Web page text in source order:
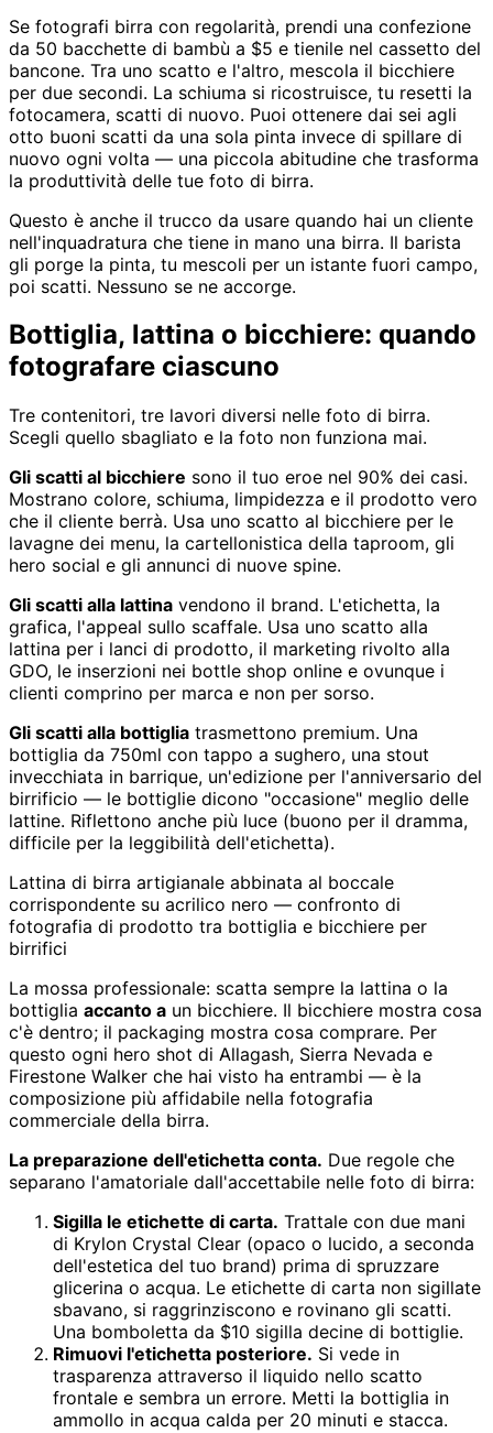
Se fotografi birra con regolarità, prendi una confezione
da 50 bacchette di bambù a $5 e tienile nel cassetto del
bancone. Tra uno scatto e l'altro, mescola il bicchiere
per due secondi. La schiuma si ricostruisce, tu resetti la
fotocamera, scatti di nuovo. Puoi ottenere dai sei agli
otto buoni scatti da una sola pinta invece di spillare di
nuovo ogni volta — una piccola abitudine che trasforma
la produttività delle tue foto di birra.
Questo è anche il trucco da usare quando hai un cliente
nell'inquadratura che tiene in mano una birra. Il barista
gli porge la pinta, tu mescoli per un istante fuori campo,
poi scatti. Nessuno se ne accorge.
Bottiglia, lattina o bicchiere: quando
fotografare ciascuno
Tre contenitori, tre lavori diversi nelle foto di birra.
Scegli quello sbagliato e la foto non funziona mai.
Gli scatti al bicchiere sono il tuo eroe nel 90% dei casi.
Mostrano colore, schiuma, limpidezza e il prodotto vero
che il cliente berrà. Usa uno scatto al bicchiere per le
lavagne dei menu, la cartellonistica della taproom, gli
hero social e gli annunci di nuove spine.
Gli scatti alla lattina vendono il brand. L'etichetta, la
grafica, l'appeal sullo scaffale. Usa uno scatto alla
lattina per i lanci di prodotto, il marketing rivolto alla
GDO, le inserzioni nei bottle shop online e ovunque i
clienti comprino per marca e non per sorso.
Gli scatti alla bottiglia trasmettono premium. Una
bottiglia da 750ml con tappo a sughero, una stout
invecchiata in barrique, un'edizione per l'anniversario del
birrificio — le bottiglie dicono "occasione" meglio delle
lattine. Riflettono anche più luce (buono per il dramma,
difficile per la leggibilità dell'etichetta).
Lattina di birra artigianale abbinata al boccale
corrispondente su acrilico nero — confronto di
fotografia di prodotto tra bottiglia e bicchiere per
birrifici
La mossa professionale: scatta sempre la lattina o la
bottiglia accanto a un bicchiere. Il bicchiere mostra cosa
c'è dentro; il packaging mostra cosa comprare. Per
questo ogni hero shot di Allagash, Sierra Nevada e
Firestone Walker che hai visto ha entrambi — è la
composizione più affidabile nella fotografia
commerciale della birra.
La preparazione dell'etichetta conta. Due regole che
separano l'amatoriale dall'accettabile nelle foto di birra:
Sigilla le etichette di carta. Trattale con due mani
di Krylon Crystal Clear (opaco o lucido, a seconda
dell'estetica del tuo brand) prima di spruzzare
glicerina o acqua. Le etichette di carta non sigillate
sbavano, si raggrinziscono e rovinano gli scatti.
Una bomboletta da $10 sigilla decine di bottiglie.
Rimuovi l'etichetta posteriore. Si vede in
trasparenza attraverso il liquido nello scatto
frontale e sembra un errore. Metti la bottiglia in
ammollo in acqua calda per 20 minuti e stacca.